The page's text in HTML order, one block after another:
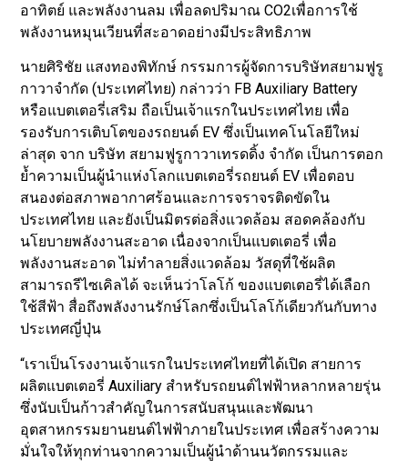
อาทิตย์ และพลังงานลม เพื่อลดปริมาณ CO2เพื่อการใช้
พลังงานหมุนเวียนที่สะอาดอย่างมีประสิทธิภาพ
นายศิริชัย แสงทองพิทักษ์ กรรมการผู้จัดการบริษัทสยามฟูรู
กาวาจำกัด (ประเทศไทย) กล่าวว่า FB Auxiliary Battery
หรือแบตเตอรี่เสริม ถือเป็นเจ้าแรกในประเทศไทย เพื่อ
รองรับการเติบโตของรถยนต์ EV ซึ่งเป็นเทคโนโลยีใหม่
ล่าสุด จาก บริษัท สยามฟูรูกาวาเทรดดิ้ง จํากัด เป็นการตอก
ยํ้าความเป็นผู้นําแห่งโลกแบตเตอรี่รถยนต์ EV เพื่อตอบ
สนองต่อสภาพอากาศร้อนและการจราจรติดขัดใน
ประเทศไทย และยังเป็นมิตรต่อสิ่งแวดล้อม สอดคล้องกับ
นโยบายพลังงานสะอาด เนื่องจากเป็นแบตเตอรี่ เพื่อ
พลังงานสะอาด ไม่ทำลายสิ่งแวดล้อม วัสดุที่ใช้ผลิต
สามารถรีไซเคิลได้ จะเห็นว่าโลโก้ ของแบตเตอรี่ได้เลือก
ใช้สีฟ้า สื่อถึงพลังงานรักษ์โลกซึ่งเป็นโลโก้เดียวกันกับทาง
ประเทศญี่ปุ่น
“เราเป็นโรงงานเจ้าแรกในประเทศไทยที่ได้เปิด สายการ
ผลิตแบตเตอรี่ Auxiliary สําหรับรถยนต์ไฟฟ้าหลากหลายรุ่น
ซึ่งนับเป็นก้าวสําคัญในการสนับสนุนและพัฒนา
อุตสาหกรรมยานยนต์ไฟฟ้าภายในประเทศ เพื่อสร้างความ
มั่นใจให้ทุกท่านจากความเป็นผู้นําด้านนวัตกรรมและ